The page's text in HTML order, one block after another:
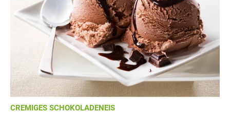
CREMIGES SCHOKOLADENEIS